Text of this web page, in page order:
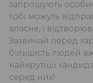
запрошують
тобі можуть
власне, і
Зазвичай перед
більшість людей
найкрутіші
серед них!